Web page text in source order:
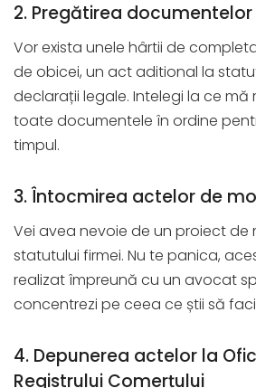
2. Pregătirea
Vor exista unele hârtii de
de obicei, un act aditional la
declarații legale. Intelegi la ce mă
toate documentele în ordine
timpul.
3. Întocmirea actelor de
Vei avea nevoie de un proiect de
statutului firmei. Nu te panica,
realizat împreună cu un avocat
concentrezi pe ceea ce știi să
4. Depunerea actelor la
Registrului Comerțului